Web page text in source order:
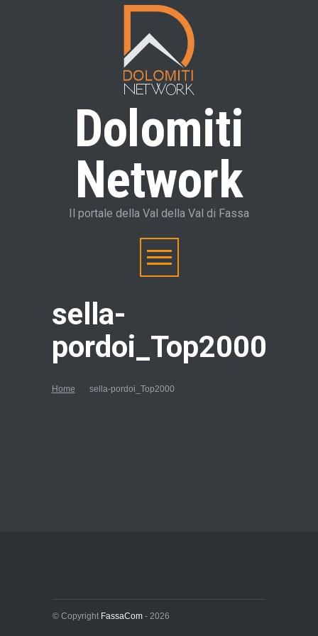
Dolomiti
Network
Il portale della Val della Val di Fassa
sella-
pordoi_Top2000
Home sella-pordoi_Top2000
© Copyright FassaCom - 2026